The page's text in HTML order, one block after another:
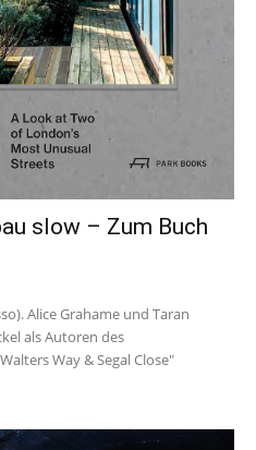
slow – Zum Buch
Alice Grahame und Taran
als Autoren des
Way & Segal Close"